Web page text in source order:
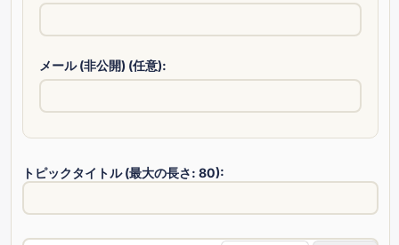
メール (非公開) (任意):
トピックタイトル (最大の長さ: 80):